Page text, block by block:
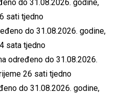
do 31.08.2026. godine,
sati tjedno
do 31.08.2026. godine,
sata tjedno
određeno do 31.08.2026.
26 sati tjedno
do 31.08.2026. godine,